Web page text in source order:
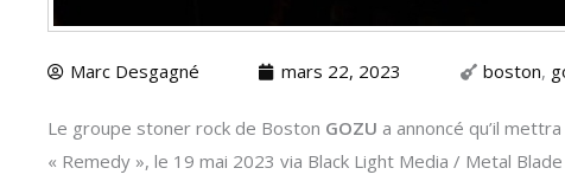
Marc Desgagné mars 22, 2023 boston,
Le groupe stoner rock de Boston GOZU a annoncé qu’il
« Remedy », le 19 mai 2023 via Black Light Media / Metal